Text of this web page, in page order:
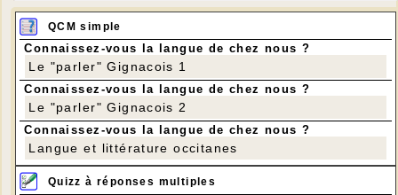
QCM simple
Connaissez-vous la langue de chez nous ?
Le "parler" Gignacois 1
Connaissez-vous la langue de chez nous ?
Le "parler" Gignacois 2
Connaissez-vous la langue de chez nous ?
Langue et littérature occitanes
Quizz à réponses multiples